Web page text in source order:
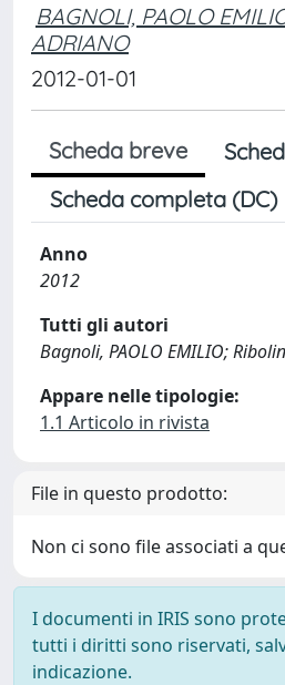
BAGNOLI, PAOLO
ADRIANO
2012-01-01
Scheda breve
Scheda completa (DC)
Anno
2012
Tutti gli autori
Bagnoli, PAOLO EMILIO;
Appare nelle tipologie:
1.1 Articolo in rivista
File in questo prodotto:
Non ci sono file associati a
I documenti in IRIS sono
tutti i diritti sono riservati,
indicazione.